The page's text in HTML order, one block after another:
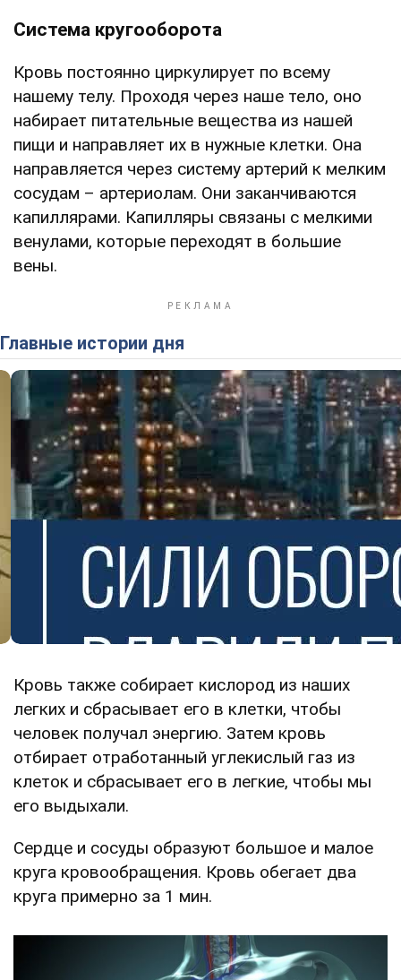
Система кругооборота
Кровь постоянно циркулирует по всему
нашему телу. Проходя через наше тело, оно
набирает питательные вещества из нашей
пищи и направляет их в нужные клетки. Она
направляется через систему артерий к мелким
сосудам – артериолам. Они заканчиваются
капиллярами. Капилляры связаны с мелкими
венулами, которые переходят в большие
вены.
Главные истории дня
Кровь также собирает кислород из наших
легких и сбрасывает его в клетки, чтобы
человек получал энергию. Затем кровь
отбирает отработанный углекислый газ из
клеток и сбрасывает его в легкие, чтобы мы
его выдыхали.
Сердце и сосуды образуют большое и малое
круга кровообращения. Кровь обегает два
круга примерно за 1 мин.